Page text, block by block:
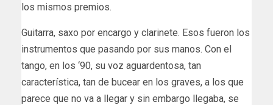
los mismos premios.
Guitarra, saxo por encargo y clarinete. Esos fueron los
instrumentos que pasando por sus manos. Con el
tango, en los ‘90, su voz aguardentosa, tan
característica, tan de bucear en los graves, a los que
parece que no va a llegar y sin embargo llegaba, se